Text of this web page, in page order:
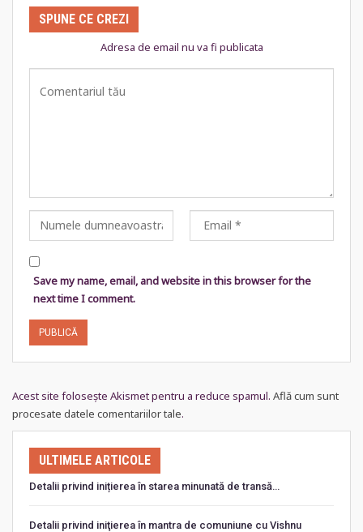
SPUNE CE CREZI
Adresa de email nu va fi publicata
Save my name, email, and website in this browser for the
next time I comment.
Acest site folosește Akismet pentru a reduce spamul. Află cum sunt
procesate datele comentariilor tale.
ULTIMELE ARTICOLE
Detalii privind inițierea în starea minunată de transă…
Detalii privind iniţierea în mantra de comuniune cu Vishnu